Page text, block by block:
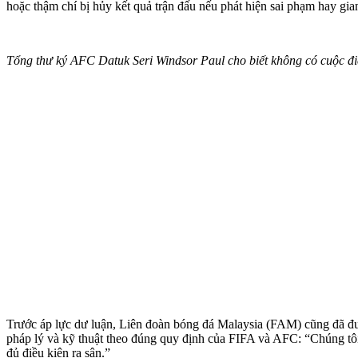
hoặc thậm chí bị hủy kết quả trận đấu nếu phát hiện sai phạm hay
Tổng thư ký AFC Datuk Seri Windsor Paul cho biết không có cuộc
Trước áp lực dư luận, Liên đoàn bóng đá Malaysia (FAM) cũng đã
pháp lý và kỹ thuật theo đúng quy định của FIFA và AFC: “Chúng
đủ điều kiện ra sân.”